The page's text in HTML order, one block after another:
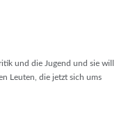
und die Jugend und sie will
Leuten, die jetzt sich ums